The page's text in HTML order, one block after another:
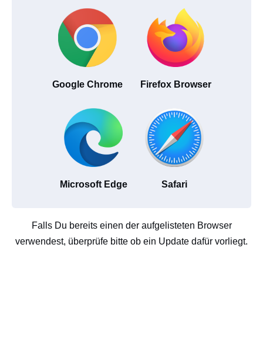
Google Chrome Firefox Browser
Microsoft Edge Safari
Falls Du bereits einen der aufgelisteten Browser
verwendest, überprüfe bitte ob ein Update dafür vorliegt.